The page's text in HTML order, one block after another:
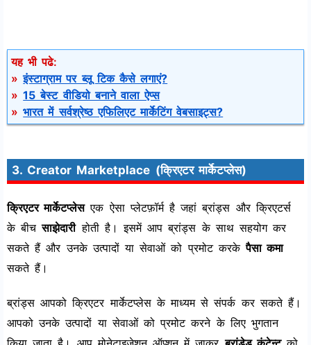
यह भी पढे:
»इंस्टाग्राम पर ब्लू टिक कैसे लगाएं?
»15 बेस्ट वीडियो बनाने वाला ऐप्स
»भारत में सर्वश्रेष्ठ एफिलिएट मार्केटिंग वेबसाइट्स?
3. Creator Marketplace (क्रिएटर मार्केटप्लेस)
क्रिएटर मार्केटप्लेसएक ऐसा प्लेटफ़ॉर्म है जहां ब्रांड्स और क्रिएटर्स
के बीचसाझेदारीहोती है। इसमें आप ब्रांड्स के साथ सहयोग कर
सकते हैं और उनके उत्पादों या सेवाओं को प्रमोट करकेपैसा कमा
सकते हैं।
ब्रांड्स आपको क्रिएटर मार्केटप्लेस के माध्यम से संपर्क कर सकते हैं।
आपको उनके उत्पादों या सेवाओं को प्रमोट करने के लिए भुगतान